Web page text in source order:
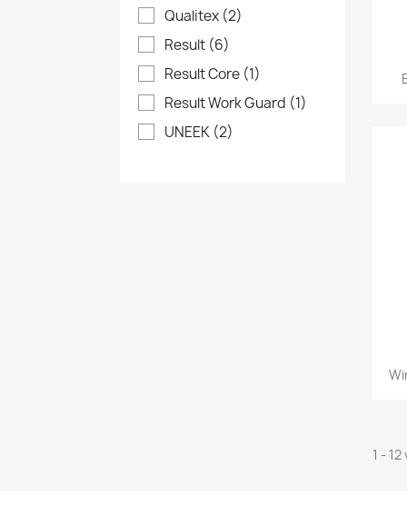
Qualitex (2)
Result (6)
Result Core (1)
Result Work Guard (1)
UNEEK (2)
1 -